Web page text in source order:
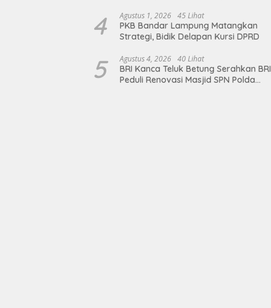
Artis Ibu Kota
4 Agustus 1, 2026 45 Lihat
PKB Bandar Lampung Matangkan
Strategi, Bidik Delapan Kursi DPRD
5 Agustus 4, 2026 40 Lihat
BRI Kanca Teluk Betung Serahkan BRI
Peduli Renovasi Masjid SPN Polda